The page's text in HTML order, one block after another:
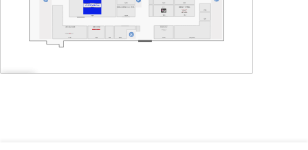
HOOKAH PLACE SOKOLOV
САЛОН МЕГАФОН | YOTA t 2 АЙКРАФТ ОПТИКА
БИGOODИ